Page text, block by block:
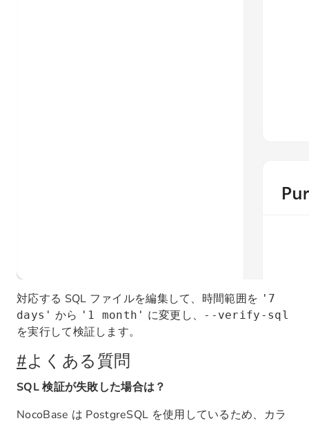
対応する SQL ファイルを編集して、時間範囲を '7
days' から '1 month' に変更し、 --verify-sql
を実行して検証します。
#よくある質問
SQL 検証が失敗した場合は？
NocoBase は PostgreSQL を使用しているため、カラ